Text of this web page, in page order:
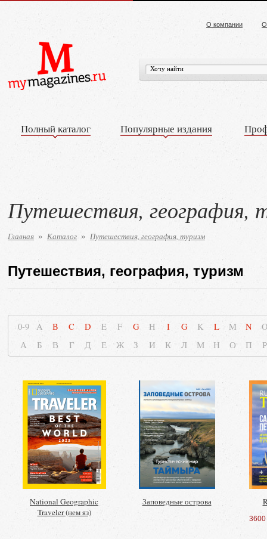
О компании
Полный каталог Популярные издания
Путешествия, география,
Главная » Каталог » Путешествия, география, туризм
Путешествия, география, туризм
0-9 A B C D E F G H I G K L M N
А
Б В Г Д Е Ж З И К Л М Н О П Р
National Geographic
Traveler (нем яз)
Заповедные острова
3600